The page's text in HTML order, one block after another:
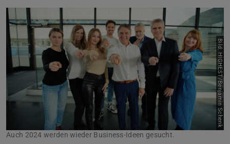
Bild: HIGHEST/Benjamin Schenk
Auch 2024 werden wieder Business-Ideen gesucht.